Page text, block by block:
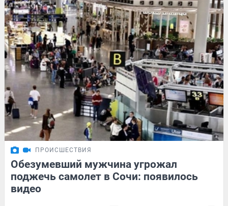
ПРОИСШЕСТВИЯ
Обезумевший мужчина угрожал
поджечь самолет в Сочи: появилось
видео